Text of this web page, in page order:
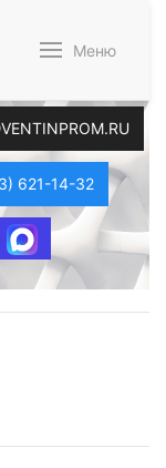
Меню
621-14-32